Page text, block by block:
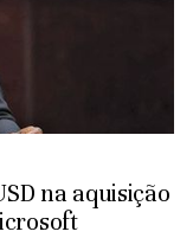
na aquisição